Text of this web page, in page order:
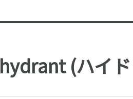
hydrant (ハイ